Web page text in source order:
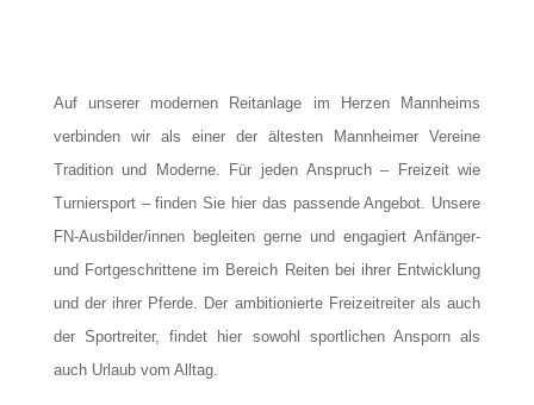
Auf unserer modernen Reitanlage im Herzen Mannheims
verbinden wir als einer der ältesten Mannheimer Vereine
Tradition und Moderne. Für jeden Anspruch – Freizeit wie
Turniersport – finden Sie hier das passende Angebot. Unsere
FN-Ausbilder/innen begleiten gerne und engagiert Anfänger-
und Fortgeschrittene im Bereich Reiten bei ihrer Entwicklung
und der ihrer Pferde. Der ambitionierte Freizeitreiter als auch
der Sportreiter, findet hier sowohl sportlichen Ansporn als
auch Urlaub vom Alltag.